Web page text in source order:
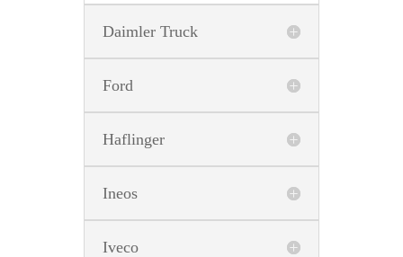
Daimler Truck
Ford
Haflinger
Ineos
Iveco